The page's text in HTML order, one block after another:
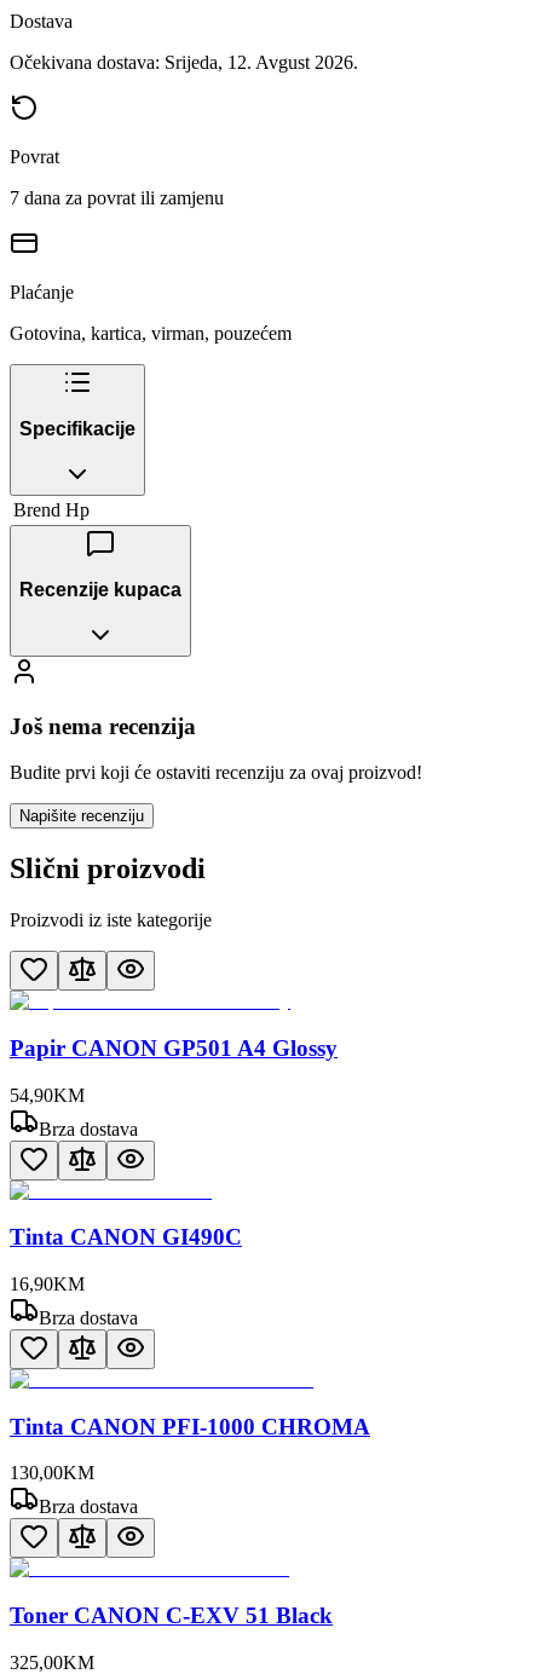
Dostava
Očekivana dostava: Srijeda, 12. Avgust 2026.
Povrat
7 dana za povrat ili zamjenu
Plaćanje
Gotovina, kartica, virman, pouzećem
Specifikacije
Brend Hp
Recenzije kupaca
Još nema recenzija
Budite prvi koji će ostaviti recenziju za ovaj proizvod!
Napišite recenziju
Slični proizvodi
Proizvodi iz iste kategorije
Papir CANON GP501 A4 Glossy
54,90KM
Brza dostava
Tinta CANON GI490C
16,90KM
Brza dostava
Tinta CANON PFI-1000 CHROMA
130,00KM
Brza dostava
Toner CANON C-EXV 51 Black
325,00KM